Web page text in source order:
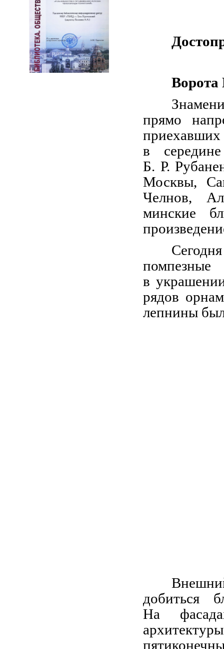
прямо
в
Б. Р.
Москвы,
Челнов,
минские
в
рядов
лепнины
добиться
На